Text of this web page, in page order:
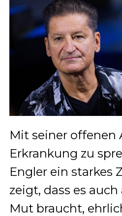
Mit seiner offenen
Erkrankung zu
Engler ein starkes
zeigt, dass es
Mut braucht,